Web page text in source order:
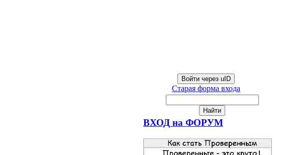
Войти через uID
Старая форма входа
ВХОД на ФОРУМ